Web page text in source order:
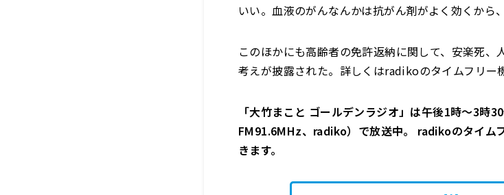
いい。血液のがんなんかは抗がん剤がよく効くから
このほかにも高齢者の免許返納に関して、安楽死、
考えが披露された。詳しくはradikoのタイムフリー
「大竹まこと ゴールデンラジオ」は午後1時～3時
FM91.6MHz、radiko）で放送中。 radikoのタイム
きます。